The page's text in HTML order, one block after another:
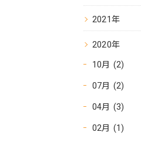
2021年
2020年
10月 (2)
07月 (2)
04月 (3)
02月 (1)